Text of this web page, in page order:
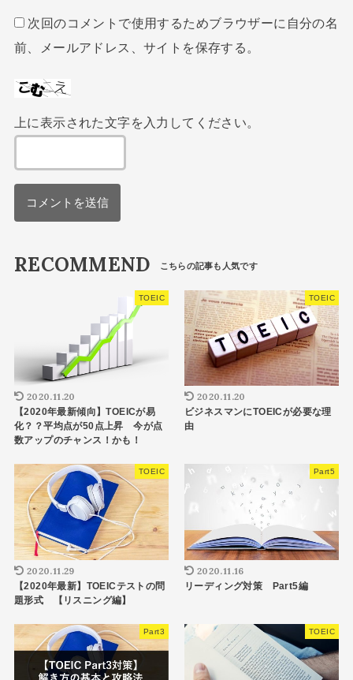
次回のコメントで使用するためブラウザーに自分の名
前、メールアドレス、サイトを保存する。
上に表示された文字を入力してください。
RECOMMEND
TOEIC
2020.11.20
【2020年最新傾向】TOEICが易
化？？平均点が50点上昇 今が点
数アップのチャンス！かも！
TOEIC
2020.11.20
ビジネスマンにTOEICが必要な理
由
TOEIC
2020.11.29
【2020年最新】TOEICテストの問
題形式 【リスニング編】
Part5
2020.11.16
リーディング対策 Part5編
Part3 TOEIC